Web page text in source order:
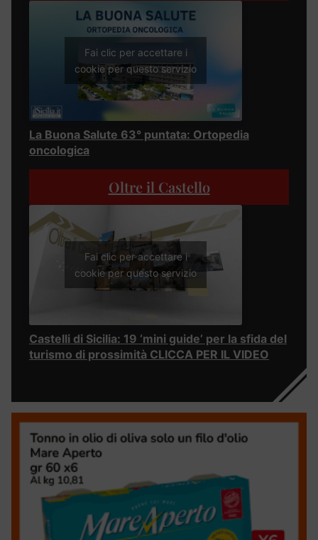
Fai clic per accettare i
cookie per questo servizio
La Buona Salute 63° puntata: Ortopedia
oncologica
Oltre il Castello
Fai clic per accettare i
cookie per questo servizio
Castelli di Sicilia: 19 ‘mini guide’ per la sfida del
turismo di prossimità CLICCA PER IL VIDEO